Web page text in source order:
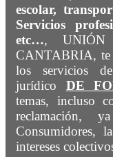
escolar,
Servicios
etc…, UNIÓN
CANTABRIA, te
los servicios
jurídico DE
temas, incluso
reclamación,
Consumidores,
intereses